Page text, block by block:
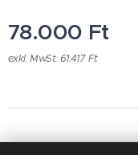
78.000 Ft
exkl. MwSt. 61.417 Ft